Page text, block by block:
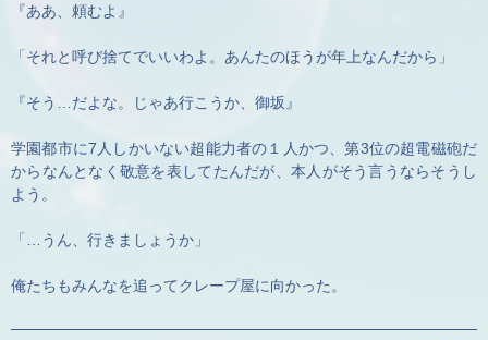
『ああ、頼むよ』
「それと呼び捨てでいいわよ。あんたのほうが年上なんだから」
『そう…だよな。じゃあ行こうか、御坂』
学園都市に7人しかいない超能力者の１人かつ、第3位の超電磁砲だ
からなんとなく敬意を表してたんだが、本人がそう言うならそうし
よう。
「…うん、行きましょうか」
俺たちもみんなを追ってクレープ屋に向かった。